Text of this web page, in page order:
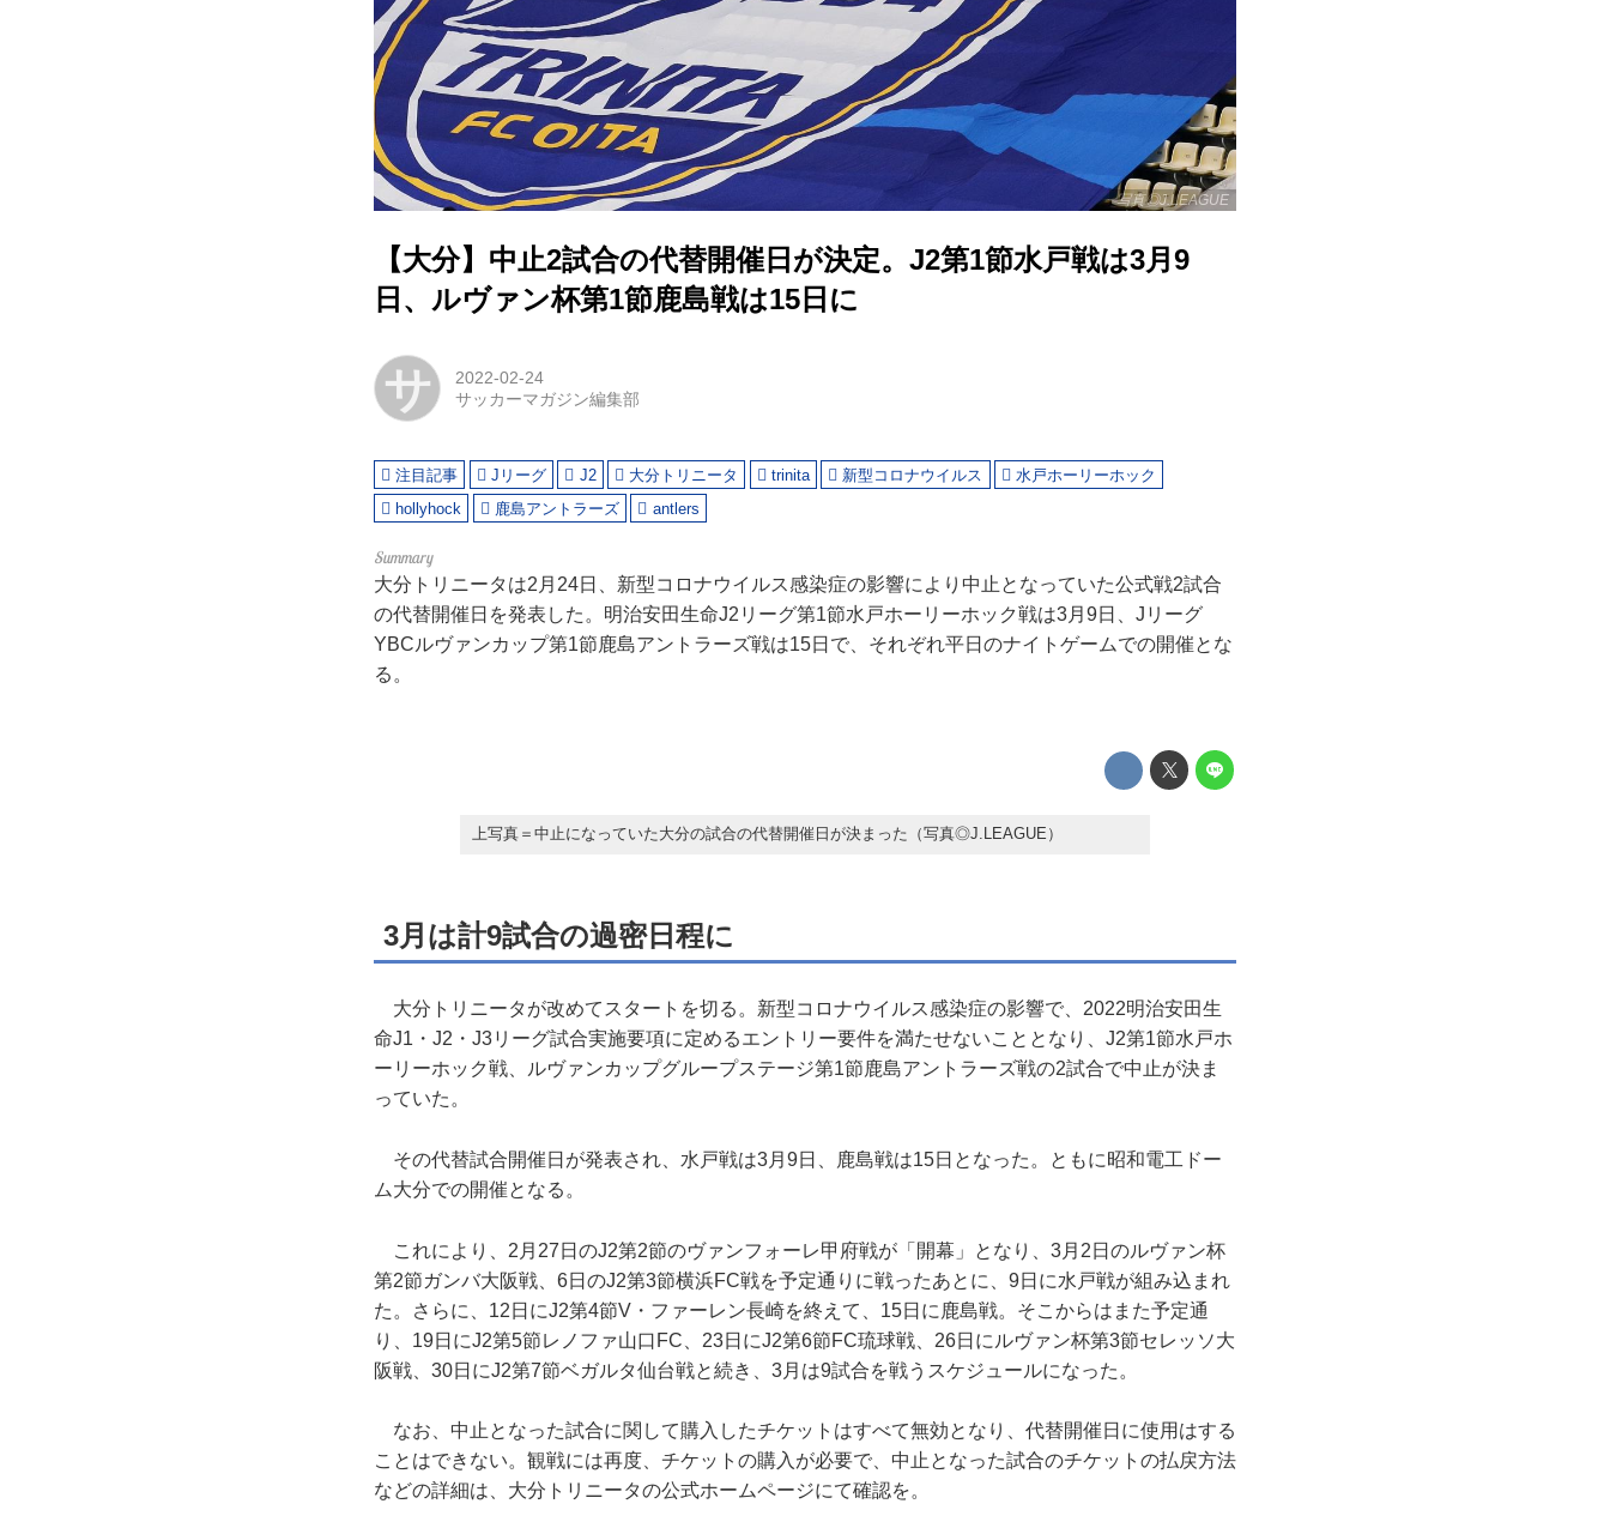
写真◎J.LEAGUE
【大分】中止2試合の代替開催日が決定。J2第1節水戸戦は3月9
日、ルヴァン杯第1節鹿島戦は15日に
サ
2022-02-24
サッカーマガジン編集部
注目記事 Jリーグ J2 大分トリニータ trinita 新型コロナウイルス
水戸ホーリーホック
hollyhock
鹿島アントラーズ antlers
大分トリニータは2月24日、新型コロナウイルス感染症の影響により中止となっていた公式戦2試合
の代替開催日を発表した。明治安田生命J2リーグ第1節水戸ホーリーホック戦は3月9日、Jリーグ
YBCルヴァンカップ第1節鹿島アントラーズ戦は15日で、それぞれ平日のナイトゲームでの開催とな
る。
上写真＝中止になっていた大分の試合の代替開催日が決まった（写真◎J.LEAGUE）
3月は計9試合の過密日程に
大分トリニータが改めてスタートを切る。新型コロナウイルス感染症の影響で、​​2022明治安田生
命J1・J2・J3リーグ試合実施要項に定めるエントリー要件を満たせないこととなり、J2第1節水戸ホ
ーリーホック戦、ルヴァンカップグループステージ第1節鹿島アントラーズ戦の2試合で中止が決ま
っていた。
その代替試合開催日が発表され、水戸戦は3月9日、鹿島戦は15日となった。ともに昭和電工ドー
ム大分での開催となる。
これにより、2月27日のJ2第2節のヴァンフォーレ甲府戦が「開幕」となり、3月2日のルヴァン杯
第2節ガンバ大阪戦、6日のJ2第3節横浜FC戦を予定通りに戦ったあとに、9日に水戸戦が組み込まれ
た。さらに、12日にJ2第4節V・ファーレン長崎を終えて、15日に鹿島戦。そこからはまた予定通
り、19日にJ2第5節レノファ山口FC、23日にJ2第6節FC琉球戦、26日にルヴァン杯第3節セレッソ大
阪戦、30日にJ2第7節ベガルタ仙台戦と続き、3月は9試合を戦うスケジュールになった。
なお、中止となった試合に関して購入したチケットはすべて無効となり、代替開催日に使用はする
ことはできない。観戦には再度、チケットの購入が必要で、中止となった試合のチケットの払戻方法
などの詳細は、大分トリニータの公式ホームページにて確認を。